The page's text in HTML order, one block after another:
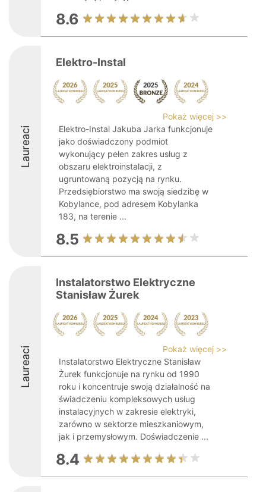
8.6
Laureaci
Elektro-Instal
Pokaż więcej >>
Elektro-Instal Jakuba Jarka funkcjonuje
jako doświadczony podmiot
wykonujący pełen zakres usług z
obszaru elektroinstalacji, z
ugruntowaną pozycją na rynku.
Przedsiębiorstwo ma swoją siedzibę w
Kobylance, pod adresem Kobylanka
183, na terenie ...
8.5
Laureaci
Instalatorstwo Elektryczne
Stanisław Żurek
Pokaż więcej >>
Instalatorstwo Elektryczne Stanisław
Żurek funkcjonuje na rynku od 1990
roku i koncentruje swoją działalność na
świadczeniu kompleksowych usług
instalacyjnych w zakresie elektryki,
zarówno w sektorze mieszkaniowym,
jak i przemysłowym. Doświadczenie ...
8.4